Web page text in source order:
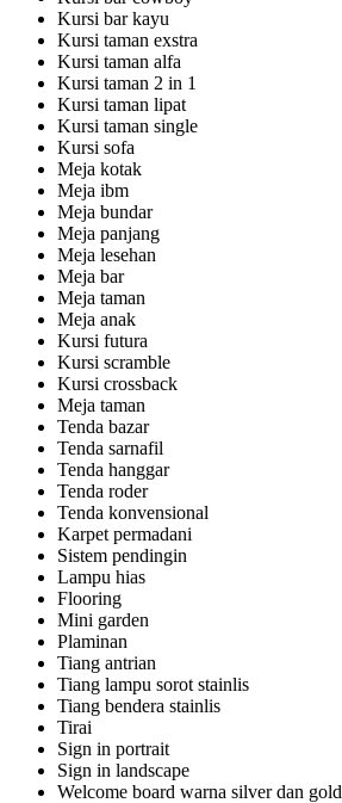
Kursi bar kayu
Kursi taman exstra
Kursi taman alfa
Kursi taman 2 in 1
Kursi taman lipat
Kursi taman single
Kursi sofa
Meja kotak
Meja ibm
Meja bundar
Meja panjang
Meja lesehan
Meja bar
Meja taman
Meja anak
Kursi futura
Kursi scramble
Kursi crossback
Meja taman
Tenda bazar
Tenda sarnafil
Tenda hanggar
Tenda roder
Tenda konvensional
Karpet permadani
Sistem pendingin
Lampu hias
Flooring
Mini garden
Plaminan
Tiang antrian
Tiang lampu sorot stainlis
Tiang bendera stainlis
Tirai
Sign in portrait
Sign in landscape
Welcome board warna silver dan gold